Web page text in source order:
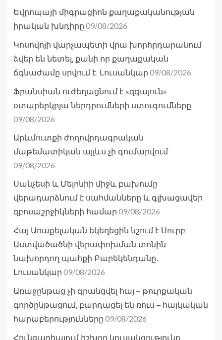
Եվրոպայի միգրացիոն քաղաքականության
իրական խնդիրը 09/08/2026
Կոսովոյի վարչապետի վրա խորհրդարանում
ձվեր են նետել, քանի որ քաղաքական
ճգնաժամը սրվում է. Լուսանկար 09/08/2026
Ֆրանսիան ուժեղացնում է «զգայուն»
օտարերկրյա ներդրումների ստուգումները
09/08/2026
Արևմուտքի ժողովրդագրական
մաթեմատիկան այլևս չի գումարվում
09/08/2026
Սանչեսի և Մելոնիի միջև բախումը
վերադարձնում է սահմանները և գլխացավեր
զբոսաշրջիկների համար 09/08/2026
Հայ Առաքելական եկեղեցին նշում է Սուրբ
Աստվածածնի վերափոխման տոնին
նախորդող պահքի Բարեկենդանը․
Լուսանկար 09/08/2026
Առաջընթաց չի գրանցվել հայ – թուրքական
գործընթացում, բարդացել են ռուս – հայկական
հարաբերությունները 09/08/2026
Հունգարիայում իշխող կուսակցությունը